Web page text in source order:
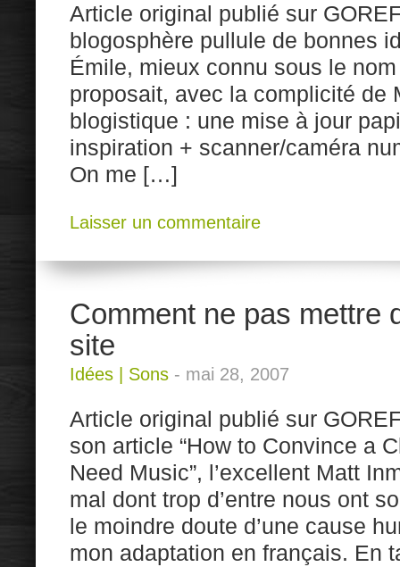
Article original publié sur
blogosphère pullule de bonnes
Émile, mieux connu sous le
proposait, avec la complicité de
blogistique : une mise à jour
inspiration + scanner/caméra
On me […]
Laisser un commentaire
Comment ne pas mettre
site
Idées Sons - mai 28, 2007
Article original publié sur
son article “How to Convince a
Need Music”, l’excellent Matt
mal dont trop d’entre nous ont
le moindre doute d’une cause
mon adaptation en français. En